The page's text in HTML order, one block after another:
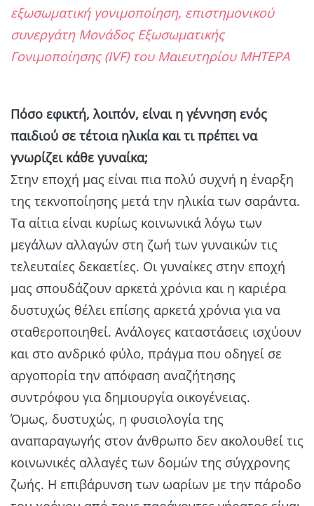
εξωσωματική γονιμοποίηση, επιστημονικού
συνεργάτη Μονάδος Εξωσωματικής
Γονιμοποίησης (IVF) του Μαιευτηρίου ΜΗΤΕΡΑ
Πόσο εφικτή, λοιπόν, είναι η γέννηση ενός
παιδιού σε τέτοια ηλικία και τι πρέπει να
γνωρίζει κάθε γυναίκα;
Στην εποχή μας είναι πια πολύ συχνή η έναρξη
της τεκνοποίησης μετά την ηλικία των σαράντα.
Τα αίτια είναι κυρίως κοινωνικά λόγω των
μεγάλων αλλαγών στη ζωή των γυναικών τις
τελευταίες δεκαετίες. Οι γυναίκες στην εποχή
μας σπουδάζουν αρκετά χρόνια και η καριέρα
δυστυχώς θέλει επίσης αρκετά χρόνια για να
σταθεροποιηθεί. Ανάλογες καταστάσεις ισχύουν
και στο ανδρικό φύλο, πράγμα που οδηγεί σε
αργοπορία την απόφαση αναζήτησης
συντρόφου για δημιουργία οικογένειας.
Όμως, δυστυχώς, η φυσιολογία της
αναπαραγωγής στον άνθρωπο δεν ακολουθεί τις
κοινωνικές αλλαγές των δομών της σύγχρονης
ζωής. Η επιβάρυνση των ωαρίων με την πάροδο